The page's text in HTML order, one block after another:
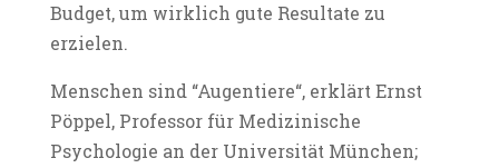
Budget, um wirklich gute Resultate zu
erzielen.
Menschen sind “Augentiere“, erklärt Ernst
Pöppel, Professor für Medizinische
Psychologie an der Universität München;